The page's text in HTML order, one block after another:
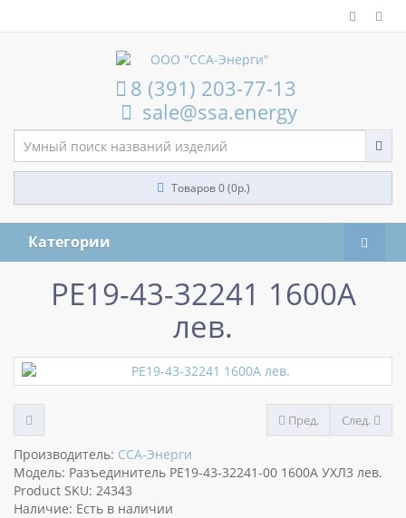
8 (391) 203-77-13
sale@ssa.energy
Товаров 0 (0р.)
Категории
РЕ19-43-32241 1600А
лев.
Пред. След.
Производитель: ССА-Энерги
Модель: Разъединитель РЕ19-43-32241-00 1600А УХЛ3 лев.
Product SKU: 24343
Наличие: Есть в наличии